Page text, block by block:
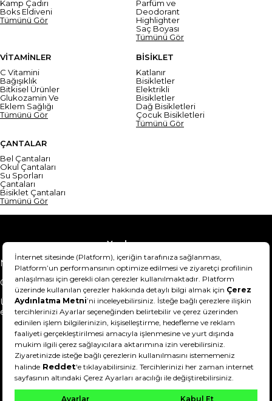
Kamp Çadırı
Boks Eldiveni
Tümünü Gör
Parfüm ve
Deodorant
Highlighter
Saç Boyası
Tümünü Gör
VİTAMİNLER
C Vitamini
Bağışıklık
Bitkisel Ürünler
Glukozamin Ve
Eklem Sağlığı
Tümünü Gör
BİSİKLET
Katlanır
Bisikletler
Elektrikli
Bisikletler
Dağ Bisikletleri
Çocuk Bisikletleri
Tümünü Gör
ÇANTALAR
Bel Çantaları
Okul Çantaları
Su Sporları
Çantaları
Bisiklet Çantaları
Tümünü Gör
Yardım
Mesafeli Satış Sözleşmesi
Teslimat Bilgisi
Gizlilik Sözleşmesi
Şartlar & Koşullar
Ürünümü nasıl iade
edebilirim?
Hakkımızda
DeFactoFIT ©️ 2022-2026. Tüm hakları saklıdır.